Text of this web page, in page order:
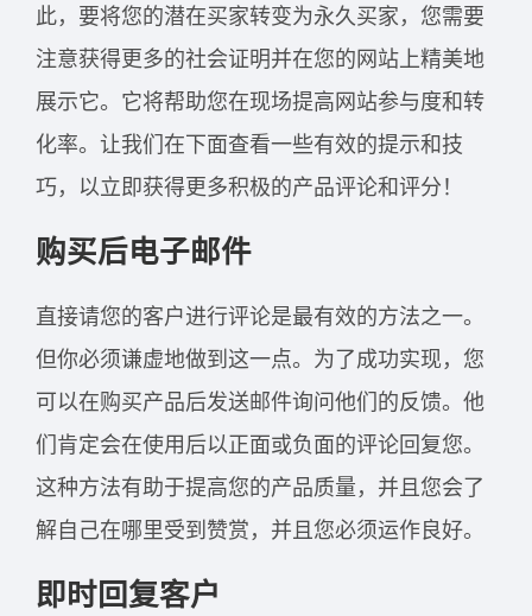
此，要将您的潜在买家转变为永久买家，您需要
注意获得更多的社会证明并在您的网站上精美地
展示它。它将帮助您在现场提高网站参与度和转
化率。让我们在下面查看一些有效的提示和技
巧，以立即获得更多积极的产品评论和评分！
购买后电子邮件
直接请您的客户进行评论是最有效的方法之一。
但你必须谦虚地做到这一点。为了成功实现，您
可以在购买产品后发送邮件询问他们的反馈。他
们肯定会在使用后以正面或负面的评论回复您。
这种方法有助于提高您的产品质量，并且您会了
解自己在哪里受到赞赏，并且您必须运作良好。
即时回复客户